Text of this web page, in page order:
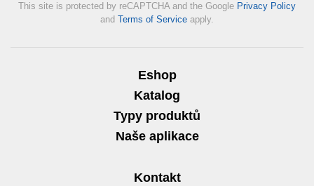
This site is protected by reCAPTCHA and the Google Privacy Policy
and Terms of Service apply.
Eshop
Katalog
Typy produktů
Naše aplikace
Kontakt